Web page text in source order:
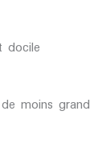
docile
moins grand